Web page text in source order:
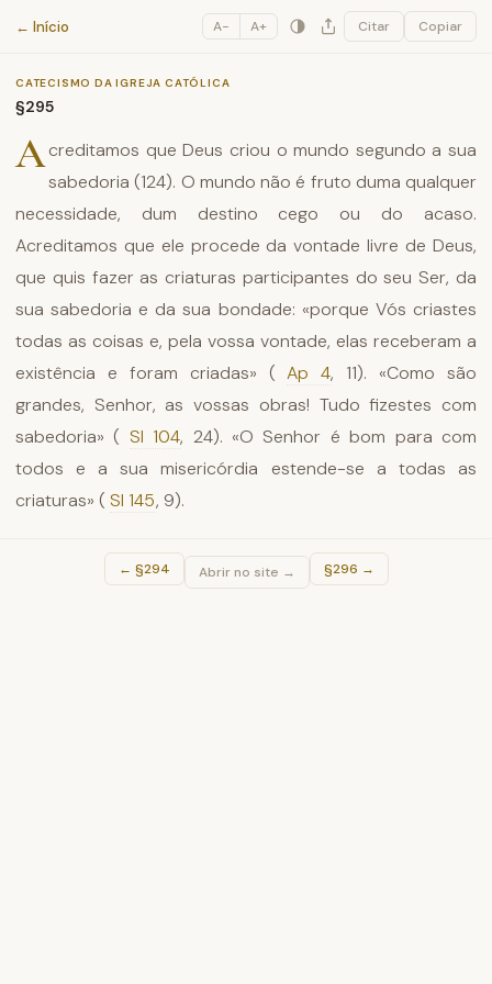
Catecismo da Igreja Católica
← Início A− A+ Citar Copiar
CATECISMO DA IGREJA CATÓLICA
§295
Acreditamos que Deus criou o mundo segundo a sua
sabedoria (124). O mundo não é fruto duma qualquer
necessidade, dum destino cego ou do acaso.
Acreditamos que ele procede da vontade livre de Deus,
que quis fazer as criaturas participantes do seu Ser, da
sua sabedoria e da sua bondade: «porque Vós criastes
todas as coisas e, pela vossa vontade, elas receberam a
existência e foram criadas» (Ap 4, 11). «Como são
grandes, Senhor, as vossas obras! Tudo fizestes com
sabedoria» ( Sl 104, 24). «O Senhor é bom para com
todos e a sua misericórdia estende-se a todas as
criaturas» (Sl 145, 9).
← §294 Abrir no site → §296 →